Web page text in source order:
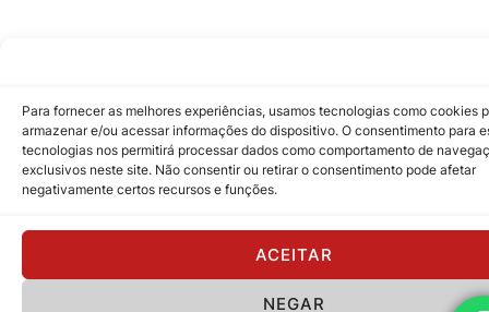
Para fornecer as melhores experiências, usamos tecnologias como cookies
armazenar e/ou acessar informações do dispositivo. O consentimento para
tecnologias nos permitirá processar dados como comportamento de
exclusivos neste site. Não consentir ou retirar o consentimento pode afetar
negativamente certos recursos e funções.
ACEITAR
NEGAR